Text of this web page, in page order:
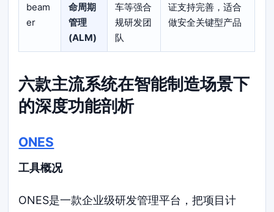
beam
er
命周期
管理
(ALM)
车等强合
规研发团
队
证支持完善，适合
做安全关键型产品
六款主流系统在智能制造场景下
的深度功能剖析
ONES
工具概况
ONES是一款企业级研发管理平台，把项目计